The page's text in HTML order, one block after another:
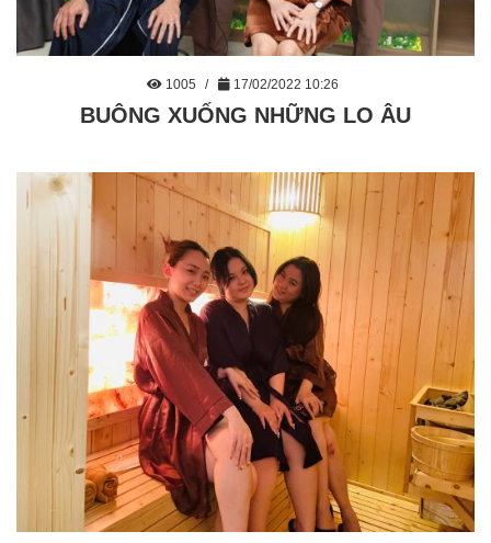
1005 17/02/2022 10:26
BUÔNG XUỐNG NHỮNG LO ÂU